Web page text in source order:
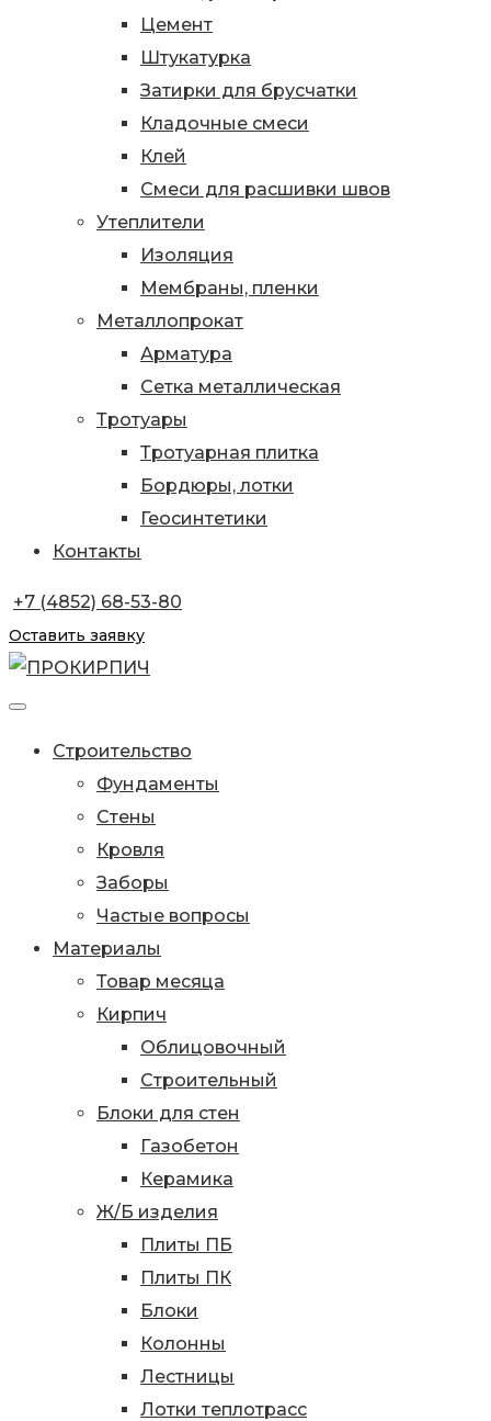
Цемент
Штукатурка
Затирки для брусчатки
Кладочные смеси
Клей
Смеси для расшивки швов
Утеплители
Изоляция
Мембраны, пленки
Металлопрокат
Арматура
Сетка металлическая
Тротуары
Тротуарная плитка
Бордюры, лотки
Геосинтетики
Контакты
+7 (4852) 68-53-80
Оставить заявку
Строительство
Фундаменты
Стены
Кровля
Заборы
Частые вопросы
Материалы
Товар месяца
Кирпич
Облицовочный
Строительный
Блоки для стен
Газобетон
Керамика
Ж/Б изделия
Плиты ПБ
Плиты ПК
Блоки
Колонны
Лестницы
Лотки теплотрасс